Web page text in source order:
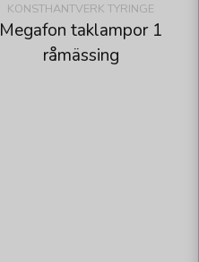
KONSTHANTVERK TYRINGE
Megafon taklampor 1
råmässing